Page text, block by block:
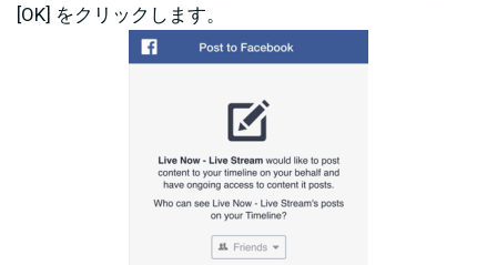
[OK] をクリックします。